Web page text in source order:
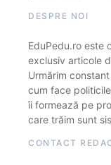
DESPRE NOI
EduPedu.ro este
exclusiv articole
Urmărim
cum face
îi formează pe
care trăim sunt
CONTACT